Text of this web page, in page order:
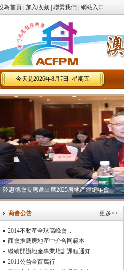
為首頁 加入收藏 聯繫我們 網站入口
今天是2026年8月7日 星期五
澳琴稅務政策宣講會舉行
商會公告 更多>>
2014不動產全球高峰會 ..
商會推薦房地產中介合同範本
繼續開辦地產專業培訓課程通知
2011公益金百萬行